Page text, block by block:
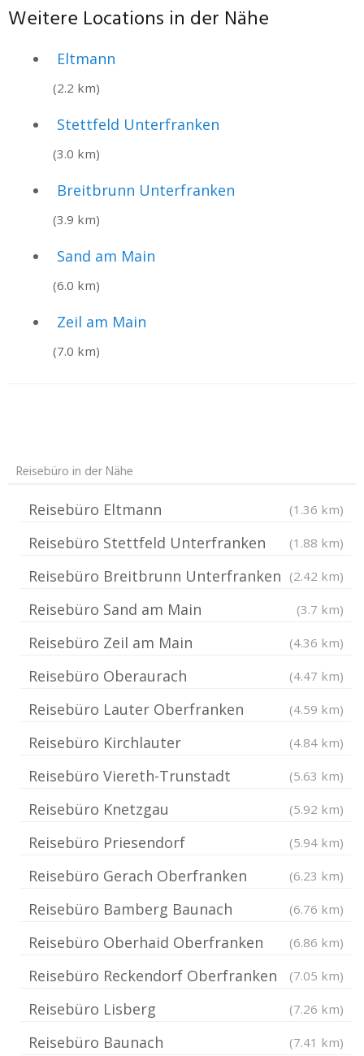
Weitere Locations in der Nähe
Eltmann
(2.2 km)
Stettfeld Unterfranken
(3.0 km)
Breitbrunn Unterfranken
(3.9 km)
Sand am Main
(6.0 km)
Zeil am Main
(7.0 km)
Reisebüro in der Nähe
Reisebüro Eltmann (1.36 km)
Reisebüro Stettfeld Unterfranken (1.88 km)
Reisebüro Breitbrunn Unterfranken (2.42 km)
Reisebüro Sand am Main (3.7 km)
Reisebüro Zeil am Main (4.36 km)
Reisebüro Oberaurach (4.47 km)
Reisebüro Lauter Oberfranken (4.59 km)
Reisebüro Kirchlauter (4.84 km)
Reisebüro Viereth-Trunstadt (5.63 km)
Reisebüro Knetzgau (5.92 km)
Reisebüro Priesendorf (5.94 km)
Reisebüro Gerach Oberfranken (6.23 km)
Reisebüro Bamberg Baunach (6.76 km)
Reisebüro Oberhaid Oberfranken (6.86 km)
Reisebüro Reckendorf Oberfranken (7.05 km)
Reisebüro Lisberg (7.26 km)
Reisebüro Baunach (7.41 km)